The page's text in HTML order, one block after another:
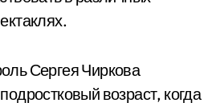
Сергея Чиркова
возраст, когда